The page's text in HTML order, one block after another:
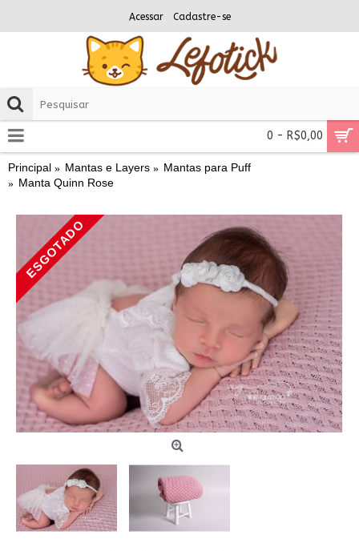
Acessar Cadastre-se
0 - R$0,00
Principal Mantas e Layers
Mantas para Puff
Manta Quinn Rose
ESGOTADO